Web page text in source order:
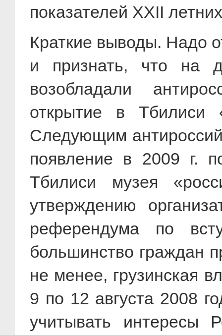
показателей XXII
Краткие выводы. Надо
и признать, что на
возобладали
открытие в Тбилиси
Следующим
появление в 2009 г.
Тбилиси музея
утверждению
референдума по
большинство граждан
не менее, грузинская
9 по 12 августа 2008
учитывать интересы